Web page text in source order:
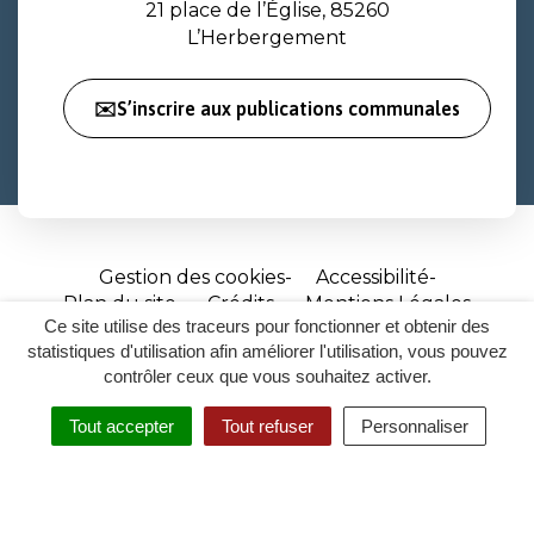
Ce site utilise des traceurs pour fonctionner et obtenir des
statistiques d'utilisation afin améliorer l'utilisation, vous pouvez
contrôler ceux que vous souhaitez activer.
Tout accepter Tout refuser Personnaliser
RECHERCHER
ACCESSIBILITÉ
21 place de l’Église, 85260
L’Herbergement
✉️S’inscrire aux publications communales
Gestion des cookies
Accessibilité
Plan du site
Crédits
Mentions Légales
Site
réalisé
par
Inovagora